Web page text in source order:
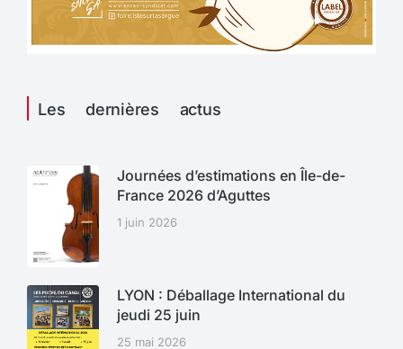
Les dernières actus
Journées d’estimations en Île-de-
France 2026 d’Aguttes
1 juin 2026
LYON : Déballage International du
jeudi 25 juin
25 mai 2026